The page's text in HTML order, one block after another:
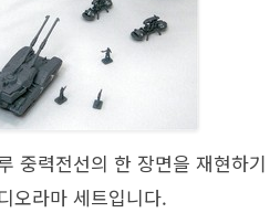
중력전선의 한 장면을 재현하기
오라마 세트입니다.